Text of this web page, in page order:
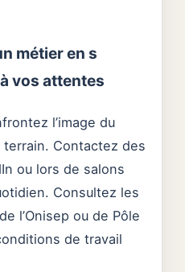
métier en s
vos attentes
l’image du
Contactez des
ou lors de salons
Consultez les
l’Onisep ou de Pôle
de travail